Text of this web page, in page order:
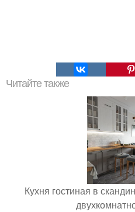
Читайте также
Кухня гостиная в